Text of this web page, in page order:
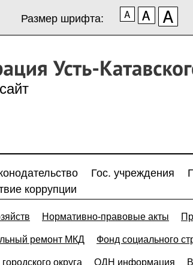
Размер шрифта:
Гос. учреждения
коррупции
Нормативно-правовые акты
ремонт МКД Фонд социального
округа ОДН информация